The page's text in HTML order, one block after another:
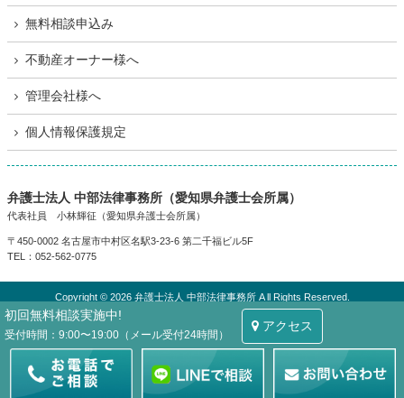
無料相談申込み
不動産オーナー様へ
管理会社様へ
個人情報保護規定
弁護士法人 中部法律事務所（愛知県弁護士会所属）
代表社員 小林輝征（愛知県弁護士会所属）
〒450-0002 名古屋市中村区名駅3-23-6 第二千福ビル5F
TEL：052-562-0775
Copyright © 2026 弁護士法人 中部法律事務所 A ll Rights Reserved.
初回無料相談実施中!
受付時間：9:00〜19:00（メール受付24時間）
アクセス